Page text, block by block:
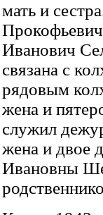
мать и
Иванович
связана с
рядовым
жена и
служил
жена и двое
Ивановны